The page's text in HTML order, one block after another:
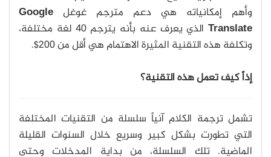
وأهم إمكانياته هي دعم مترجم غوغل Google
Translate
الذي يعرف عنه بأنه يترجم 40 لغة مختلفة،
وتكلفة هذه التقنية المثيرة الاهتمام هي أقل من 200$.
إذاً كيف تعمل هذه التقنية؟
تشمل ترجمة الكلام آنياً سلسلة من التقنيات المختلفة
التي تطورت بشكل كبير وسريع خلال السنوات القليلة
الماضية. تلك السلسلة، من بداية المدخلات وحتى